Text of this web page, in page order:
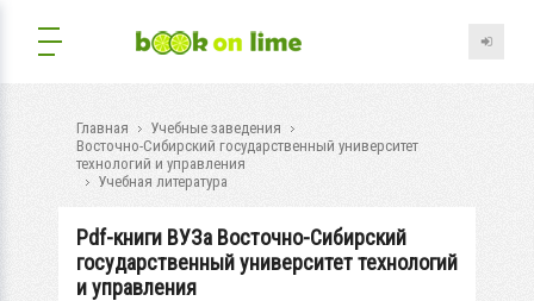
Главная
Учебные заведения
Восточно-Сибирский государственный университет
технологий и управления
Учебная литература
Pdf-книги ВУЗа Восточно-Сибирский
государственный университет технологий
и управления